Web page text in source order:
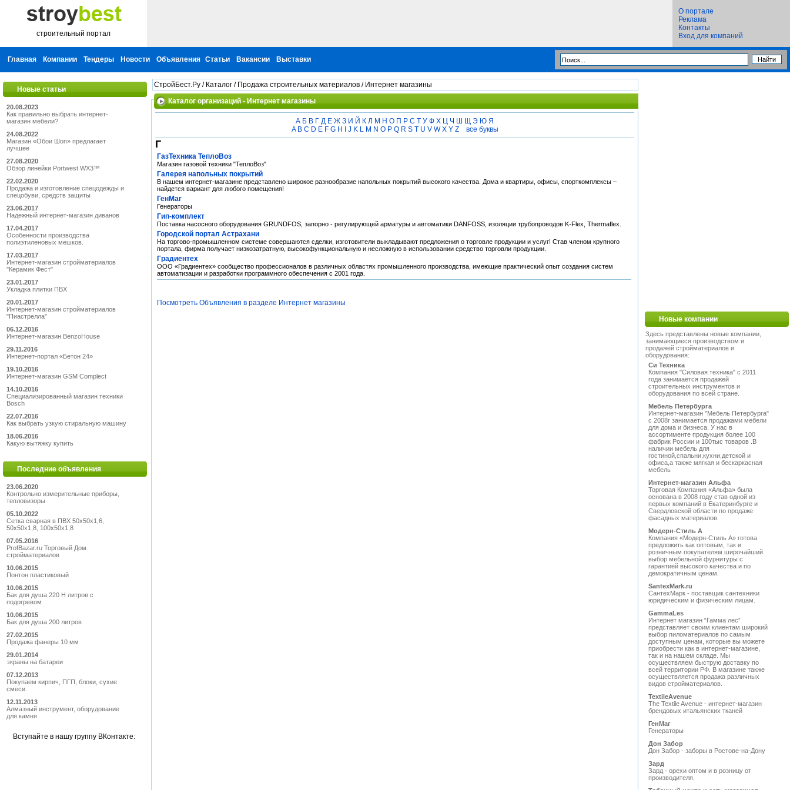
строительный портал
О портале
Реклама
Контакты
Вход для компаний
Главная Компании Тендеры Новости Объявления Статьи Вакансии Выставки
Новые статьи
20.08.2023
Как правильно выбрать интернет-
магазин мебели?
24.08.2022
Магазин «Обои Шоп» предлагает
лучшее
27.08.2020
Обзор линейки Portwest WX3™
22.02.2020
Продажа и изготовление спецодежды и
спецобуви, средств защиты
23.06.2017
Надежный интернет-магазин диванов
17.04.2017
Особенности производства
полиэтиленовых мешков.
17.03.2017
Интернет-магазин стройматериалов
"Керамик Фест"
23.01.2017
Укладка плитки ПВХ
20.01.2017
Интернет-магазин стройматериалов
"Пиастрелла"
06.12.2016
Интернет-магазин BenzoHouse
29.11.2016
Интернет-портал «Бетон 24»
19.10.2016
Интернет-магазин GSM Complect
14.10.2016
Специализированный магазин техники
Bosch
22.07.2016
Как выбрать узкую стиральную машину
18.06.2016
Какую вытяжку купить
Последние объявления
23.06.2020
Контрольно измерительные приборы,
тепловизоры
05.10.2022
Сетка сварная в ПВХ 50х50х1,6,
50х50х1,8, 100х50х1,8
07.05.2016
ProfBazar.ru Торговый Дом
стройматериалов
10.06.2015
Понтон пластиковый
10.06.2015
Бак для душа 220 Н литров с
подогревом
10.06.2015
Бак для душа 200 литров
27.02.2015
Продажа фанеры 10 мм
29.01.2014
экраны на батареи
07.12.2013
Покупаем кирпич, ПГП, блоки, сухие
смеси.
12.11.2013
Алмазный инструмент, оборудование
для камня
Вступайте в нашу группу ВКонтакте:
СтройБест.Ру / Каталог / Продажа строительных материалов / Интернет магазины
Каталог организаций - Интернет магазины
А Б В Г Д Е Ж З И Й К Л М Н О П Р С Т У Ф Х Ц Ч Ш Щ Э Ю Я
A B C D E F G H J K L M N O P Q R S T U V W X Y Z все буквы
Г
ГазТехника ТеплоВоз
Магазин газовой техники "ТеплоВоз"
Галерея напольных покрытий
В нашем интернет-магазине представлено широкое разнообразие напольных покрытий высокого качества. Дома и квартиры, офисы, спорткомплексы –
найдется вариант для любого помещения!
ГенМаг
Генераторы
Гип-комплект
Поставка насосного оборудования GRUNDFOS, запорно - регулирующей арматуры и автоматики DANFOSS, изоляции трубопроводов K-Flex, Thermaflex.
Городской портал Астрахани
На торгово-промышленном системе совершаются сделки, изготовители выкладывают предложения о торговле продукции и услуг! Став членом крупного
портала, фирма получает низкозатратную, высокофункциональную и несложную в использовании средство торговли продукции.
Градиентех
ООО «Градиентех» сообщество профессионалов в различных областях промышленного производства, имеющие практический опыт создания систем
автоматизации и разработки программного обеспечения с 2001 года.
Посмотреть Объявления в разделе Интернет магазины
Новые компании
Здесь представлены новые компании,
занимающиеся производством и
продажей стройматериалов и
оборудования:
Си Техника
Компания "Силовая техника" с 2011
года занимается продажей
строительных инструментов и
оборудования по всей стране.
Мебель Петербурга
Интернет-магазин "Мебель Петербурга"
с 2008г занимается продажами мебели
для дома и бизнеса. У нас в
ассортименте продукция более 100
фабрик России и 100тыс товаров .В
наличии мебель для
гостиной,спальни,кухни,детской и
офиса,а также мягкая и бескаркасная
мебель
Интернет-магазин Альфа
Торговая Компания «Альфа» была
основана в 2008 году став одной из
первых компаний в Екатеринбурге и
Свердловской области по продаже
фасадных материалов.
Модерн-Стиль А
Компания «Модерн-Стиль А» готова
предложить как оптовым, так и
розничным покупателям широчайший
выбор мебельной фурнитуры с
гарантией высокого качества и по
демократичным ценам.
SantexMark.ru
СантехМарк - поставщик сантехники
юридическим и физическим лицам.
GammaLes
Интернет магазин “Гамма лес”
представляет своим клиентам широкий
выбор пиломатериалов по самым
доступным ценам, которые вы можете
приобрести как в интернет-магазине,
так и на нашем складе. Мы
осуществляем быструю доставку по
всей территории РФ. В магазине также
осуществляется продажа различных
видов стройматериалов.
TextileAvenue
The Textile Avenue - интернет-магазин
брендовых итальянских тканей
ГенМаг
Генераторы
Дон Забор
Дон Забор - заборы в Ростове-на-Дону
Зард
Зард - орехи оптом и в розницу от
производителя.